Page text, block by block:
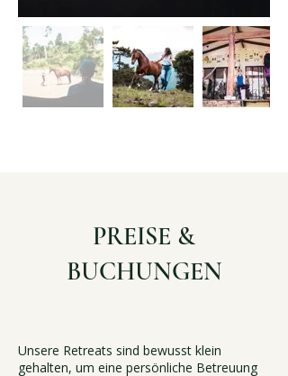
PREISE &
BUCHUNGEN
Unsere Retreats sind bewusst klein
gehalten, um eine persönliche Betreuung